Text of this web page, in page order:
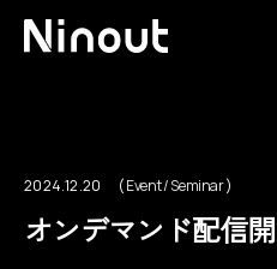
2024.12.20
Event / Seminar
オンデマンド配信